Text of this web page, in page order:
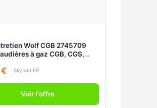
Wolf CGB 2745709
à gaz CGB, CGS,
Skybad FR
Voir l'offre